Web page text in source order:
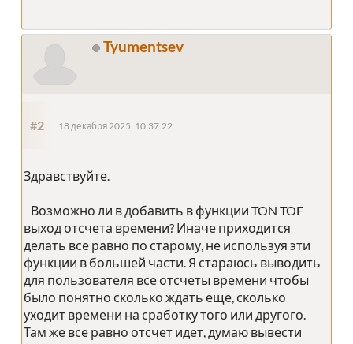
Tyumentsev
#2 18 декабря 2025, 10:37:22
Здравствуйте.
Возможно ли в добавить в функции TON TOF
выход отсчета времени? Иначе приходится
делать все равно по старому, не используя эти
функции в большей части. Я стараюсь выводить
для пользователя все отсчеты времени чтобы
было понятно сколько ждать еще, сколько
уходит времени на сработку того или другого.
Там же все равно отсчет идет, думаю вывести